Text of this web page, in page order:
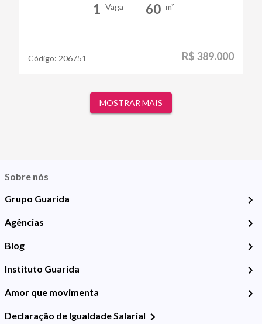
1 Vaga 60 m²
Código: 206751 R$ 389.000
MOSTRAR MAIS
Sobre nós
Grupo Guarida
Agências
Blog
Instituto Guarida
Amor que movimenta
Declaração de Igualdade Salarial